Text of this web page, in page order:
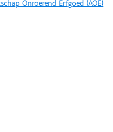
Onroerend Erfgoed (AOE)